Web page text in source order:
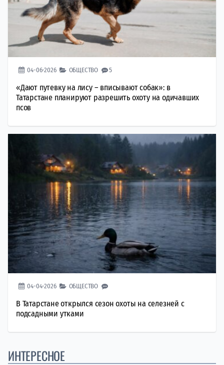
04-06-2026 ОБЩЕСТВО 5
«Дают путевку на лису – вписывают собак»: в
Татарстане планируют разрешить охоту на одичавших
псов
04-04-2026 ОБЩЕСТВО
В Татарстане открылся сезон охоты на селезней с
подсадными утками
ИНТЕРЕСНОЕ